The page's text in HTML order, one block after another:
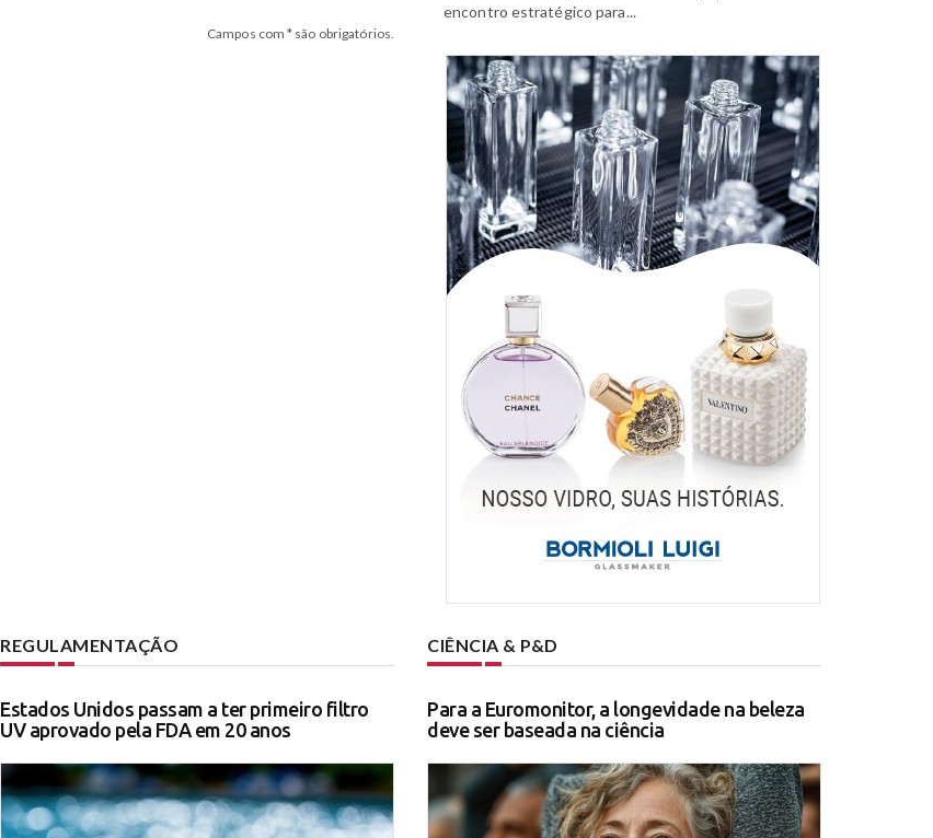
Campos com * são obrigatórios.
encontro estratégico para...
REGULAMENTAÇÃO
Estados Unidos passam a ter primeiro filtro
UV aprovado pela FDA em 20 anos
CIÊNCIA & P&D
Para a Euromonitor, a longevidade na beleza
deve ser baseada na ciência